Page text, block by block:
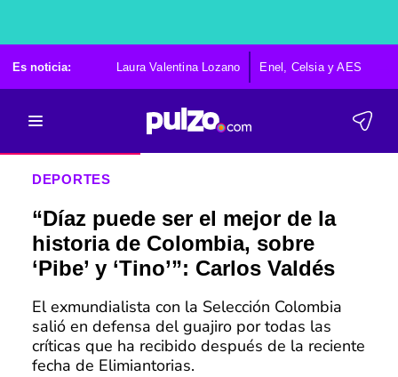
Es noticia: Laura Valentina Lozano Enel, Celsia y AES
DEPORTES
“Díaz puede ser el mejor de la
historia de Colombia, sobre
‘Pibe’ y ‘Tino’”: Carlos Valdés
El exmundialista con la Selección Colombia
salió en defensa del guajiro por todas las
críticas que ha recibido después de la reciente
fecha de Elimiantorias.